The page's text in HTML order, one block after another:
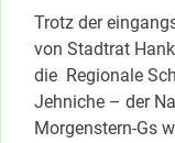
Trotz der
von Stadtrat
die Regionale
Jehniche – der
Morgenstern-Gs